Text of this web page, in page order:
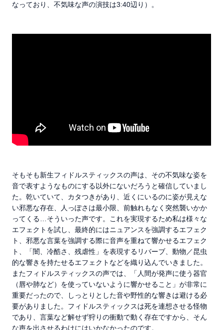
なっており、不気味な声の演技は3:40辺り）。
そもそも新生フィドルスティックスの声は、その不気味な姿を
音で表すようなものにする以外にないだろうと確信していまし
た。乾いていて、カタつきがあり、近くにいるのに姿が見えな
い邪悪な存在、人っぽさは最小限、前触れもなく突然襲いかか
ってくる…そういった声です。これを実現するため私は様々な
エフェクトを試し、最終的にはニュアンスを強調するエフェク
ト、邪悪な言葉を強調する際に音声を重ねて響かせるエフェク
ト、「闇、冷酷さ、残虐性」を表現するリバーブ、動物／昆虫
的な響きを持たせるエフェクトなどを織り込んでいきました。
またフィドルスティックスの声では、「人間が発声に使う器官
（唇や肺など）を使っていないように響かせること」が非常に
重要だったので、しっとりとした音や野性的な響きは避ける必
要がありました。フィドルスティックスは死を連想させる怪物
であり、言葉など解せず狩りの衝動で動く存在ですから、そん
な声を出させるわけにはいかなかったのです。